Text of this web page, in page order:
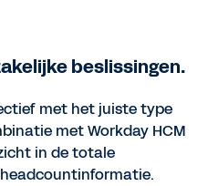
beslissingen.
met het juiste type
met Workday HCM
in de totale